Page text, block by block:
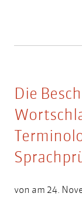
Die
von am 24.